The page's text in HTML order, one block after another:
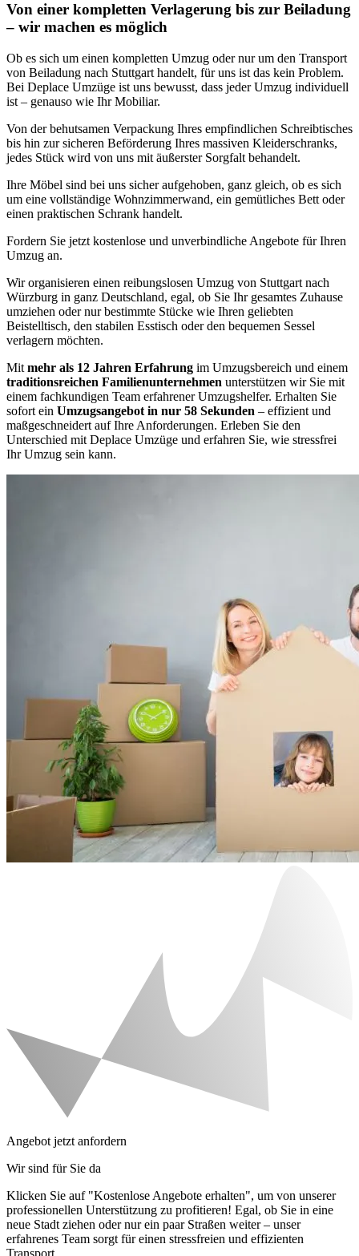
Von einer kompletten Verlagerung bis zur Beiladung
– wir machen es möglich
Ob es sich um einen kompletten Umzug oder nur um den Transport
von Beiladung nach Stuttgart handelt, für uns ist das kein Problem.
Bei Deplace Umzüge ist uns bewusst, dass jeder Umzug individuell
ist – genauso wie Ihr Mobiliar.
Von der behutsamen Verpackung Ihres empfindlichen Schreibtisches
bis hin zur sicheren Beförderung Ihres massiven Kleiderschranks,
jedes Stück wird von uns mit äußerster Sorgfalt behandelt.
Ihre Möbel sind bei uns sicher aufgehoben, ganz gleich, ob es sich
um eine vollständige Wohnzimmerwand, ein gemütliches Bett oder
einen praktischen Schrank handelt.
Fordern Sie jetzt kostenlose und unverbindliche Angebote für Ihren
Umzug an.
Wir organisieren einen reibungslosen Umzug von Stuttgart nach
Würzburg in ganz Deutschland, egal, ob Sie Ihr gesamtes Zuhause
umziehen oder nur bestimmte Stücke wie Ihren geliebten
Beistelltisch, den stabilen Esstisch oder den bequemen Sessel
verlagern möchten.
Mit mehr als 12 Jahren Erfahrung im Umzugsbereich und einem
traditionsreichen Familienunternehmen unterstützen wir Sie mit
einem fachkundigen Team erfahrener Umzugshelfer. Erhalten Sie
sofort ein Umzugsangebot in nur 58 Sekunden – effizient und
maßgeschneidert auf Ihre Anforderungen. Erleben Sie den
Unterschied mit Deplace Umzüge und erfahren Sie, wie stressfrei
Ihr Umzug sein kann.
Angebot jetzt anfordern
Wir sind für Sie da
Klicken Sie auf "Kostenlose Angebote erhalten", um von unserer
professionellen Unterstützung zu profitieren! Egal, ob Sie in eine
neue Stadt ziehen oder nur ein paar Straßen weiter – unser
erfahrenes Team sorgt für einen stressfreien und effizienten